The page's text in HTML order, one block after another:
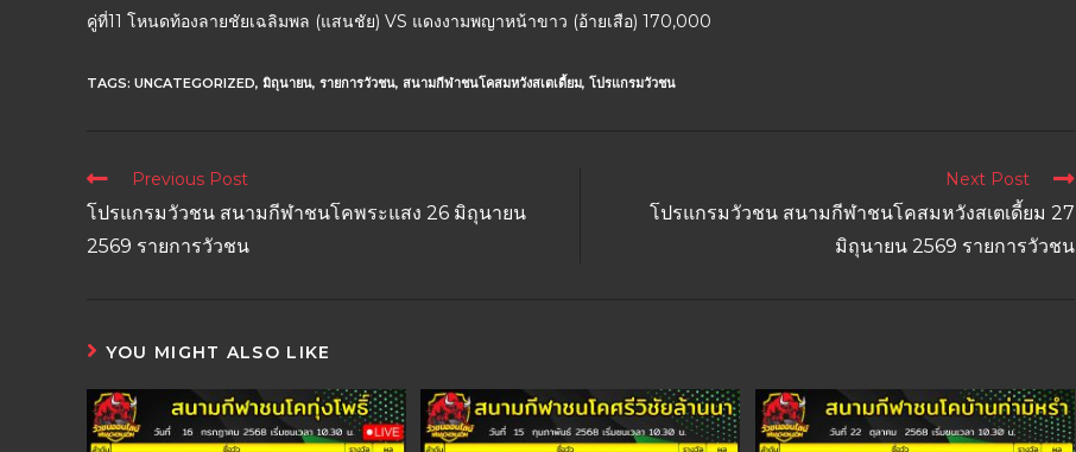
คู่ที่11 โหนดท้องลายชัยเฉลิมพล (แสนชัย) VS แดงงามพญาหน้าขาว (อ้ายเสือ) 170,000
TAGS: UNCATEGORIZED, มิถุนายน, รายการวัวชน, สนามกีฬาชนโคสมหวังสเตเดี้ยม, โปรแกรมวัวชน
Previous Post
โปรแกรมวัวชน สนามกีฬาชนโคพระแสง 26 มิถุนายน
2569 รายการวัวชน
Next Post
โปรแกรมวัวชน สนามกีฬาชนโคสมหวังสเตเดี้ยม 27
มิถุนายน 2569 รายการวัวชน
YOU MIGHT ALSO LIKE